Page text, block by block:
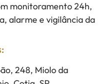
monitoramento 24h,
alarme e vigilância da
248, Miolo da